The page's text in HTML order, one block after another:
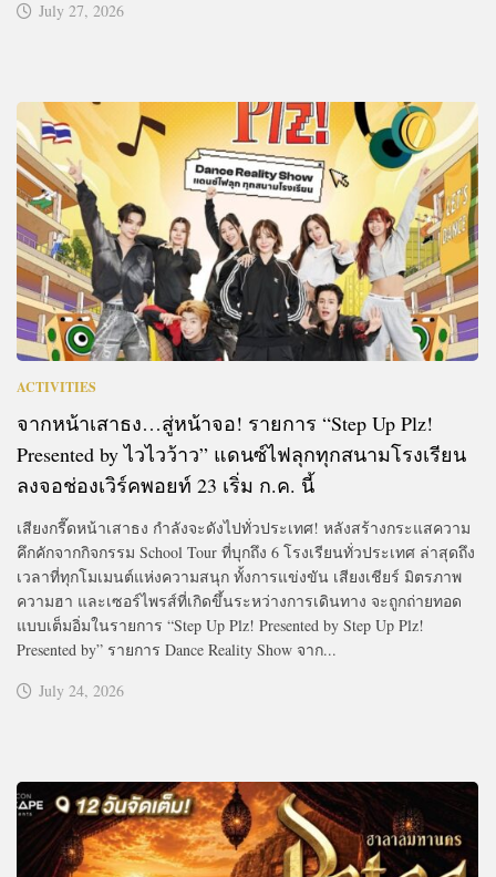
July 27, 2026
ACTIVITIES
จากหน้าเสาธง…สู่หน้าจอ! รายการ “Step Up Plz!
Presented by ไวไวว้าว” แดนซ์ไฟลุกทุกสนามโรงเรียน
ลงจอช่องเวิร์คพอยท์ 23 เริ่ม ก.ค. นี้
เสียงกรี๊ดหน้าเสาธง กำลังจะดังไปทั่วประเทศ! หลังสร้างกระแสความ
คึกคักจากกิจกรรม School Tour ที่บุกถึง 6 โรงเรียนทั่วประเทศ ล่าสุดถึง
เวลาที่ทุกโมเมนต์แห่งความสนุก ทั้งการแข่งขัน เสียงเชียร์ มิตรภาพ
ความฮา และเซอร์ไพรส์ที่เกิดขึ้นระหว่างการเดินทาง จะถูกถ่ายทอด
แบบเต็มอิ่มในรายการ “Step Up Plz! Presented by Step Up Plz!
Presented by” รายการ Dance Reality Show จาก...
July 24, 2026